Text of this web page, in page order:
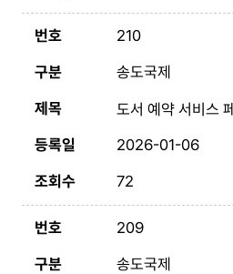
210
송도국제
도서 예약 서비스
2026-01-06
72
209
송도국제